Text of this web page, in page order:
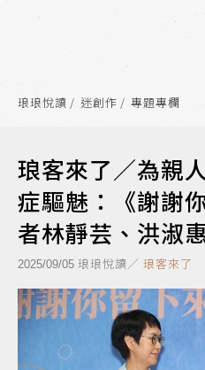
琅琅悅讀 迷創作 專題專欄
琅客來了／為親
症驅魅：《謝謝
者林靜芸、洪淑
2025/09/05 琅琅悅讀／ 琅客來了